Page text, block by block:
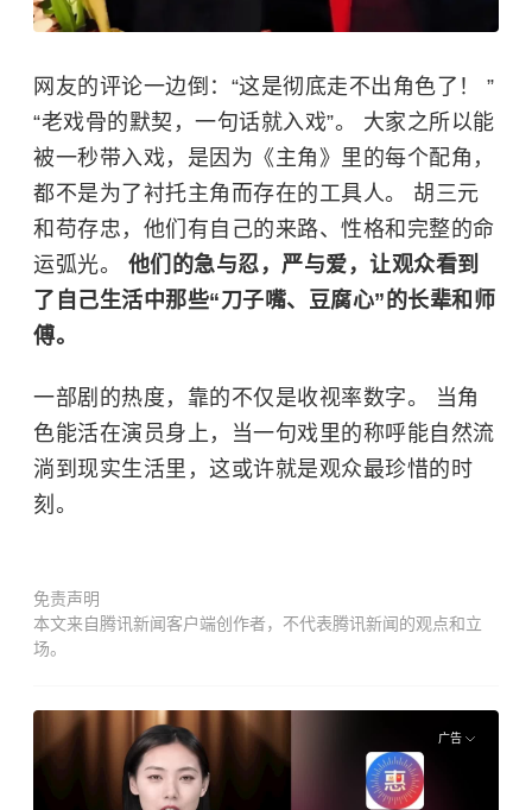
网友的评论一边倒：“这是彻底走不出角色了！ ”
“老戏骨的默契，一句话就入戏”。 大家之所以能
被一秒带入戏，是因为《主角》里的每个配角，
都不是为了衬托主角而存在的工具人。 胡三元
和苟存忠，他们有自己的来路、性格和完整的命
运弧光。 他们的急与忍，严与爱，让观众看到
了自己生活中那些“刀子嘴、豆腐心”的长辈和师
傅。
一部剧的热度，靠的不仅是收视率数字。 当角
色能活在演员身上，当一句戏里的称呼能自然流
淌到现实生活里，这或许就是观众最珍惜的时
刻。
免责声明
本文来自腾讯新闻客户端创作者，不代表腾讯新闻的观点和立
场。
广告